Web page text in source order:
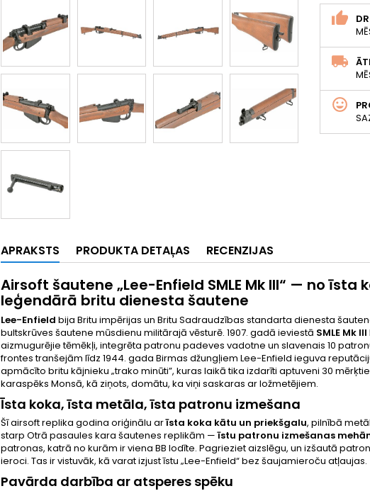
APRAKSTS PRODUKTA DETAĻAS RECENZIJAS
Airsoft šautene „Lee-Enfield SMLE Mk III“ — no
leģendārā britu dienesta šautene
Lee-Enfield bija Britu impērijas un Britu Sadraudzības standarta dienesta
bultskrūves šautene mūsdienu militārajā vēsturē. 1907. gadā ieviestā SMLE Mk III
aizmugurējie tēmēkļi, integrēta patronu padeves vadotne un slavenais 10
frontes tranšejām līdz 1944. gada Birmas džungļiem Lee-Enfield ieguva
apmācīto britu kājnieku „trako minūti”, kuras laikā tika izdarīti aptuveni 30
karaspēks Monsā, kā ziņots, domātu, ka viņi saskaras ar ložmetējiem.
Īsta koka, īsta metāla, īsta patronu izmešana
Šī airsoft replika godina oriģinālu arīsta koka kātu un priekšgalu, pilnībā
starp Otrā pasaules kara šautenes replikām —īstu patronu izmešanas
patronas, katrā no kurām ir viena BB lodīte. Pagrieziet aizslēgu, un izšautā
ieroci. Tas ir vistuvāk, kā varat izjust īstu „Lee-Enfield“ bez šaujamieroču atļaujas.
Pavārda darbība ar atsperes spēku